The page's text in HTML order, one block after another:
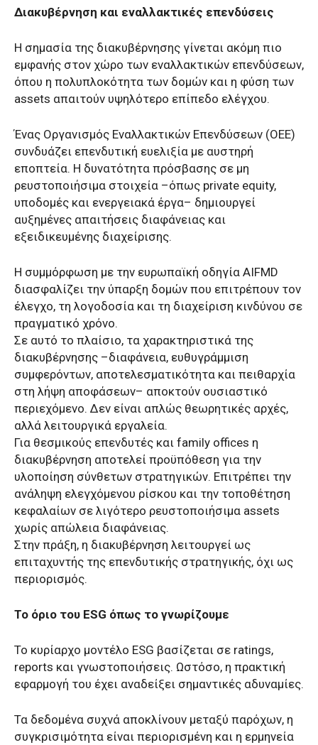
Διακυβέρνηση και εναλλακτικές επενδύσεις
Η σημασία της διακυβέρνησης γίνεται ακόμη πιο
εμφανής στον χώρο των εναλλακτικών επενδύσεων,
όπου η πολυπλοκότητα των δομών και η φύση των
assets απαιτούν υψηλότερο επίπεδο ελέγχου.
Ένας Οργανισμός Εναλλακτικών Επενδύσεων (ΟΕΕ)
συνδυάζει επενδυτική ευελιξία με αυστηρή
εποπτεία. Η δυνατότητα πρόσβασης σε μη
ρευστοποιήσιμα στοιχεία –όπως private equity,
υποδομές και ενεργειακά έργα– δημιουργεί
αυξημένες απαιτήσεις διαφάνειας και
εξειδικευμένης διαχείρισης.
Η συμμόρφωση με την ευρωπαϊκή οδηγία AIFMD
διασφαλίζει την ύπαρξη δομών που επιτρέπουν τον
έλεγχο, τη λογοδοσία και τη διαχείριση κινδύνου σε
πραγματικό χρόνο.
Σε αυτό το πλαίσιο, τα χαρακτηριστικά της
διακυβέρνησης –διαφάνεια, ευθυγράμμιση
συμφερόντων, αποτελεσματικότητα και πειθαρχία
στη λήψη αποφάσεων– αποκτούν ουσιαστικό
περιεχόμενο. Δεν είναι απλώς θεωρητικές αρχές,
αλλά λειτουργικά εργαλεία.
Για θεσμικούς επενδυτές και family offices η
διακυβέρνηση αποτελεί προϋπόθεση για την
υλοποίηση σύνθετων στρατηγικών. Επιτρέπει την
ανάληψη ελεγχόμενου ρίσκου και την τοποθέτηση
κεφαλαίων σε λιγότερο ρευστοποιήσιμα assets
χωρίς απώλεια διαφάνειας.
Στην πράξη, η διακυβέρνηση λειτουργεί ως
επιταχυντής της επενδυτικής στρατηγικής, όχι ως
περιορισμός.
Το όριο του ESG όπως το γνωρίζουμε
Το κυρίαρχο μοντέλο ESG βασίζεται σε ratings,
reports και γνωστοποιήσεις. Ωστόσο, η πρακτική
εφαρμογή του έχει αναδείξει σημαντικές αδυναμίες.
Τα δεδομένα συχνά αποκλίνουν μεταξύ παρόχων, η
συγκρισιμότητα είναι περιορισμένη και η ερμηνεία